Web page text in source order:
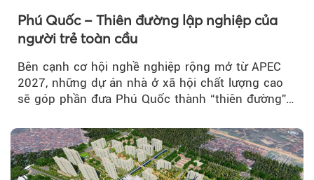
Phú Quốc – Thiên đường lập nghiệp của
người trẻ toàn cầu
Bên cạnh cơ hội nghề nghiệp rộng mở từ APEC
2027, những dự án nhà ở xã hội chất lượng cao
sẽ góp phần đưa Phú Quốc thành “thiên đường”